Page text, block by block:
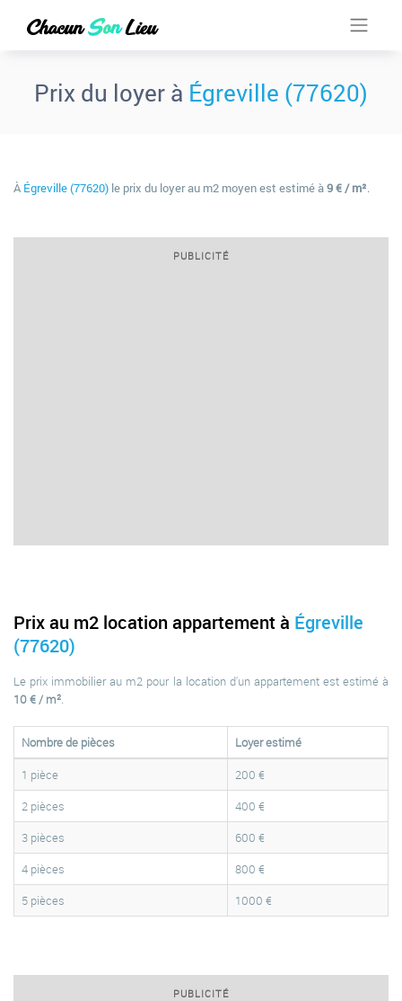
Prix du loyer à Égreville (77620)
À Égreville (77620) le prix du loyer au m2 moyen est estimé à9 € / m².
PUBLICITÉ
Prix au m2 location appartement à Égreville
(77620)
Le prix immobilier au m2 pour la location d'un appartement est estimé à
10 € / m².
Nombre de pièces
Loyer estimé
1 pièce
200 €
2 pièces
400 €
3 pièces
600 €
4 pièces
800 €
5 pièces
1000 €
PUBLICITÉ